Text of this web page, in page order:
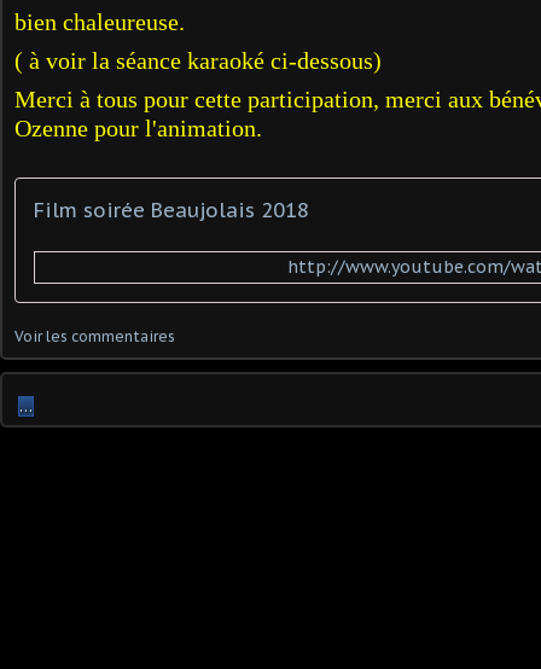
bien chaleureuse.
( à voir la séance karaoké ci-dessous)
Merci à tous pour cette participation, merci aux
Ozenne pour l'animation.
Film soirée Beaujolais 2018
http://www.youtube.com/
Voir les commentaires
…